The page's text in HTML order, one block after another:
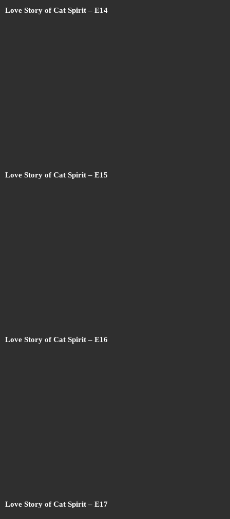
Love Story of Cat Spirit – E14
Love Story of Cat Spirit – E15
Love Story of Cat Spirit – E16
Love Story of Cat Spirit – E17